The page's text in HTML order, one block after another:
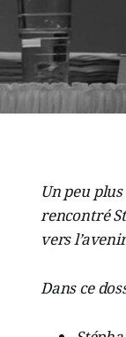
Un peu
rencontré
vers
Dans ce